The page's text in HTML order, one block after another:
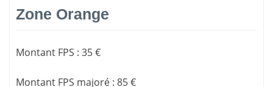
Zone Orange
Montant FPS : 35 €
Montant FPS majoré : 85 €